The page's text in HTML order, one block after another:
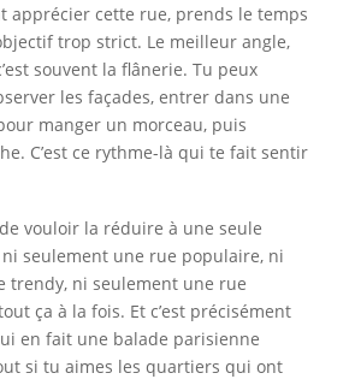
apprécier cette rue, prends le temps
trop strict. Le meilleur angle,
souvent la flânerie. Tu peux
les façades, entrer dans une
manger un morceau, puis
C’est ce rythme-là qui te fait sentir
vouloir la réduire à une seule
ni seulement une rue populaire, ni
trendy, ni seulement une rue
ça à la fois. Et c’est précisément
en fait une balade parisienne
si tu aimes les quartiers qui ont